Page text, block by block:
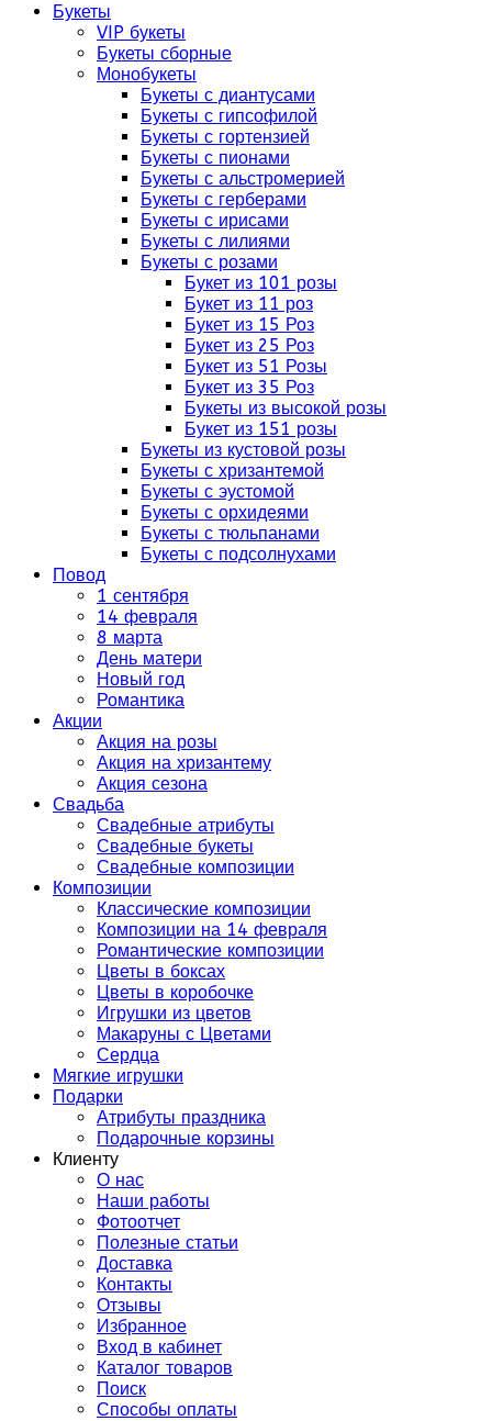
Букеты
VIP букеты
Букеты сборные
Монобукеты
Букеты с диантусами
Букеты с гипсофилой
Букеты с гортензией
Букеты с пионами
Букеты с альстромерией
Букеты с герберами
Букеты с ирисами
Букеты с лилиями
Букеты с розами
Букет из 101 розы
Букет из 11 роз
Букет из 15 Роз
Букет из 25 Роз
Букет из 51 Розы
Букет из 35 Роз
Букеты из высокой розы
Букет из 151 розы
Букеты из кустовой розы
Букеты с хризантемой
Букеты с эустомой
Букеты с орхидеями
Букеты с тюльпанами
Букеты с подсолнухами
Повод
1 сентября
14 февраля
8 марта
День матери
Новый год
Романтика
Акции
Акция на розы
Акция на хризантему
Акция сезона
Свадьба
Свадебные атрибуты
Свадебные букеты
Свадебные композиции
Композиции
Классические композиции
Композиции на 14 февраля
Романтические композиции
Цветы в боксах
Цветы в коробочке
Игрушки из цветов
Макаруны с Цветами
Сердца
Мягкие игрушки
Подарки
Атрибуты праздника
Подарочные корзины
Клиенту
О нас
Наши работы
Фотоотчет
Полезные статьи
Доставка
Контакты
Отзывы
Избранное
Вход в кабинет
Каталог товаров
Поиск
Способы оплаты